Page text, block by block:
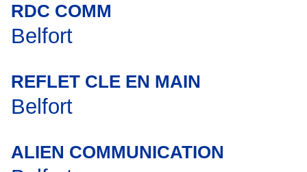
RDC COMM
Belfort
REFLET CLE EN MAIN
Belfort
ALIEN COMMUNICATION